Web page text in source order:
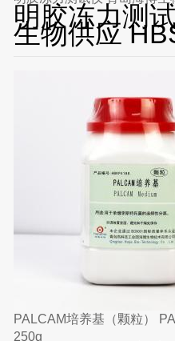
明胶冻力测
生物供应
PALCAM培养基（颗粒） PALCAM
250g